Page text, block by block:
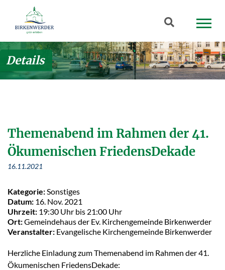
Zum Hauptinhalt springen
Suchbegriff
Details
Themenabend im Rahmen der 41.
Ökumenischen FriedensDekade
16.11.2021
Kategorie: Sonstiges
Datum: 16. Nov. 2021
Uhrzeit: 19:30 Uhr bis 21:00 Uhr
Ort:Gemeindehaus der Ev. Kirchengemeinde Birkenwerder
Veranstalter: Evangelische Kirchengemeinde Birkenwerder
Herzliche Einladung zum Themenabend im Rahmen der 41.
Ökumenischen FriedensDekade: